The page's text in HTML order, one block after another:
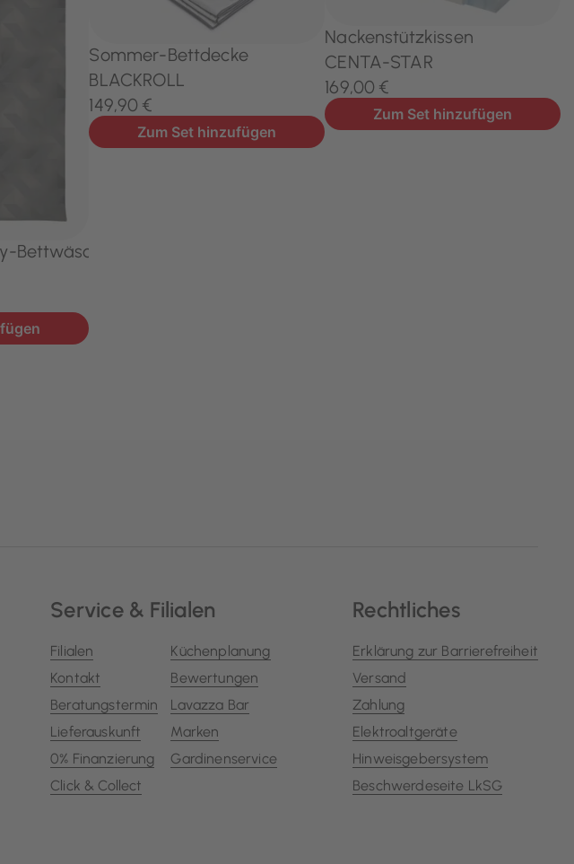
Service & Filialen
Filialen
Kontakt
Beratungstermin
Lieferauskunft
0% Finanzierung
Click & Collect
Küchenplanung
Bewertungen
Lavazza Bar
Marken
Gardinenservice
Rechtliches
Erklärung zur Barrierefreiheit
Versand
Zahlung
Elektroaltgeräte
Hinweisgebersystem
Beschwerdeseite LkSG